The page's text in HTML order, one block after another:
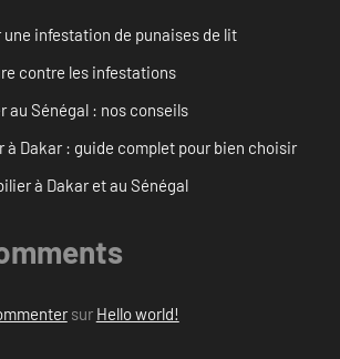
infestation de punaises de lit
contre les infestations
au Sénégal : nos conseils
à Dakar : guide complet pour bien choisir
à Dakar et au Sénégal
sur Hello world!